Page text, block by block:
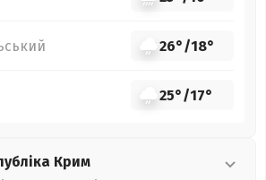
26°/18°
25°/17°
Крим